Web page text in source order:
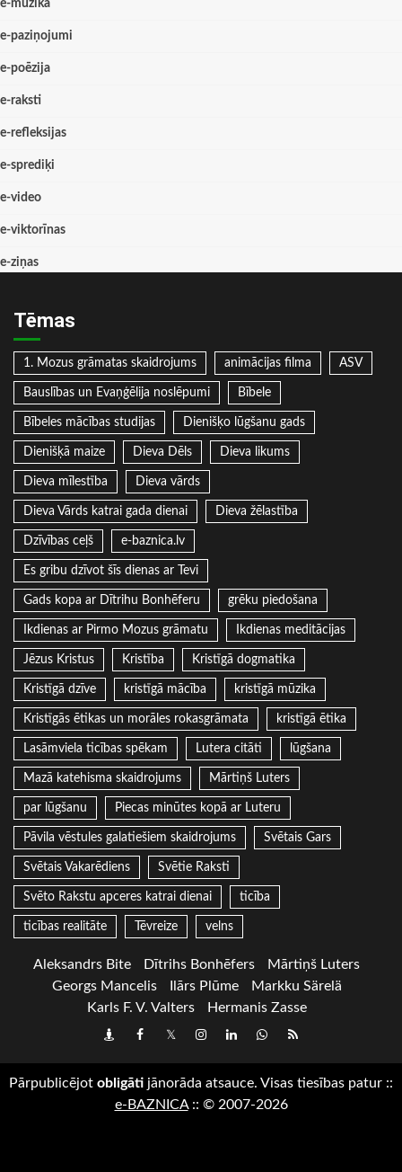
e-mūzika
e-paziņojumi
e-poēzija
e-raksti
e-refleksijas
e-sprediķi
e-video
e-viktorīnas
e-ziņas
Tēmas
1. Mozus grāmatas skaidrojums animācijas filma ASV
Bauslības un Evaņģēlija noslēpumi Bībele
Bībeles mācības studijas Dienišķo lūgšanu gads
Dienišķā maize Dieva Dēls Dieva likums
Dieva mīlestība Dieva vārds
Dieva Vārds katrai gada dienai Dieva žēlastība
Dzīvības ceļš e-baznica.lv
Es gribu dzīvot šīs dienas ar Tevi
Gads kopa ar Dītrihu Bonhēferu grēku piedošana
Ikdienas ar Pirmo Mozus grāmatu Ikdienas meditācijas
Jēzus Kristus Kristība Kristīgā dogmatika
Kristīgā dzīve kristīgā mācība kristīgā mūzika
Kristīgās ētikas un morāles rokasgrāmata kristīgā ētika
Lasāmviela ticības spēkam Lutera citāti lūgšana
Mazā katehisma skaidrojums Mārtiņš Luters
par lūgšanu Piecas minūtes kopā ar Luteru
Pāvila vēstules galatiešiem skaidrojums Svētais Gars
Svētais Vakarēdiens Svētie Raksti
Svēto Rakstu apceres katrai dienai ticība
ticības realitāte Tēvreize velns
Aleksandrs Bite Dītrihs Bonhēfers
Mārtiņš Luters
Georgs Mancelis
Ilārs Plūme
Markku Särelä
Karls F. V. Valters
Hermanis Zasse
DraugiemFacebook
TwitterInstagram
LinkedInwhatsapp
RSS
Pārpublicējot obligāti jānorāda atsauce. Visas tiesības patur ::
e-BAZNICA:: © 2007-2026